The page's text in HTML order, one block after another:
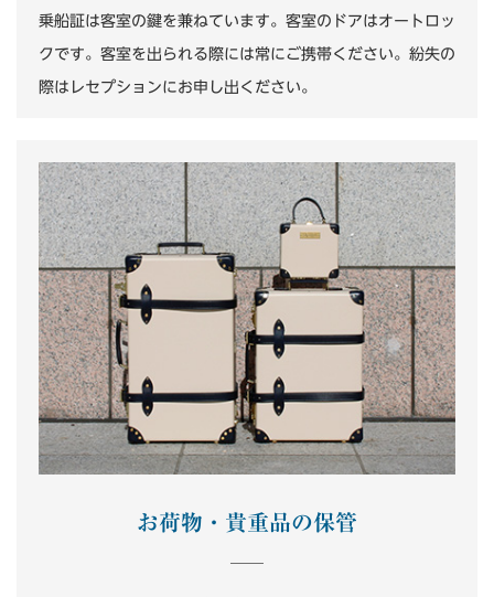
乗船証は客室の鍵を兼ねています。客室のドアはオートロッ
クです。客室を出られる際には常にご携帯ください。紛失の
際はレセプションにお申し出ください。
お荷物・貴重品の保管